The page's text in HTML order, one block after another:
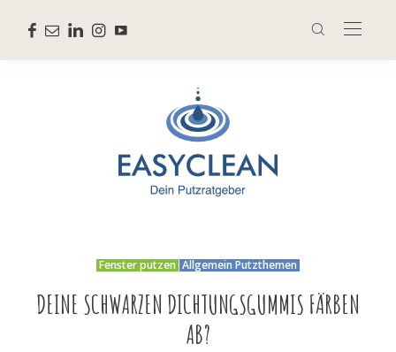
Fenster putzen Allgemein Putzthemen
DEINE SCHWARZEN DICHTUNGSGUMMIS FÄRBEN
AB?